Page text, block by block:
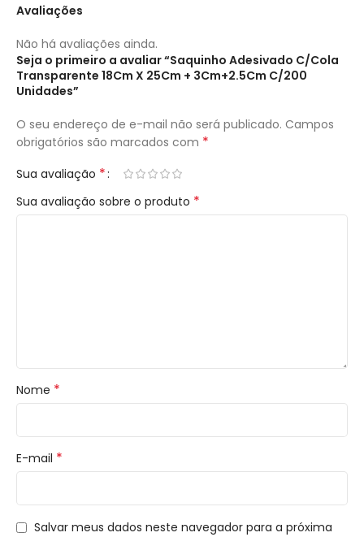
Avaliações
Não há avaliações ainda.
Seja o primeiro a avaliar “Saquinho Adesivado C/Cola
Transparente 18Cm X 25Cm + 3Cm+2.5Cm C/200
Unidades”
O seu endereço de e-mail não será publicado. Campos
obrigatórios são marcados com *
Sua avaliação *
Sua avaliação sobre o produto *
Nome *
E-mail *
Salvar meus dados neste navegador para a próxima